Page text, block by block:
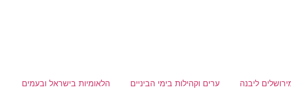
ליבנה ערים וקהילות בימי הביניים הלאומיות בישראל ובעמים